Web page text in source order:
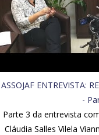
ASSOJAF ENTREVISTA:
-
Parte 3 da entrevista
Cláudia Salles Vilela